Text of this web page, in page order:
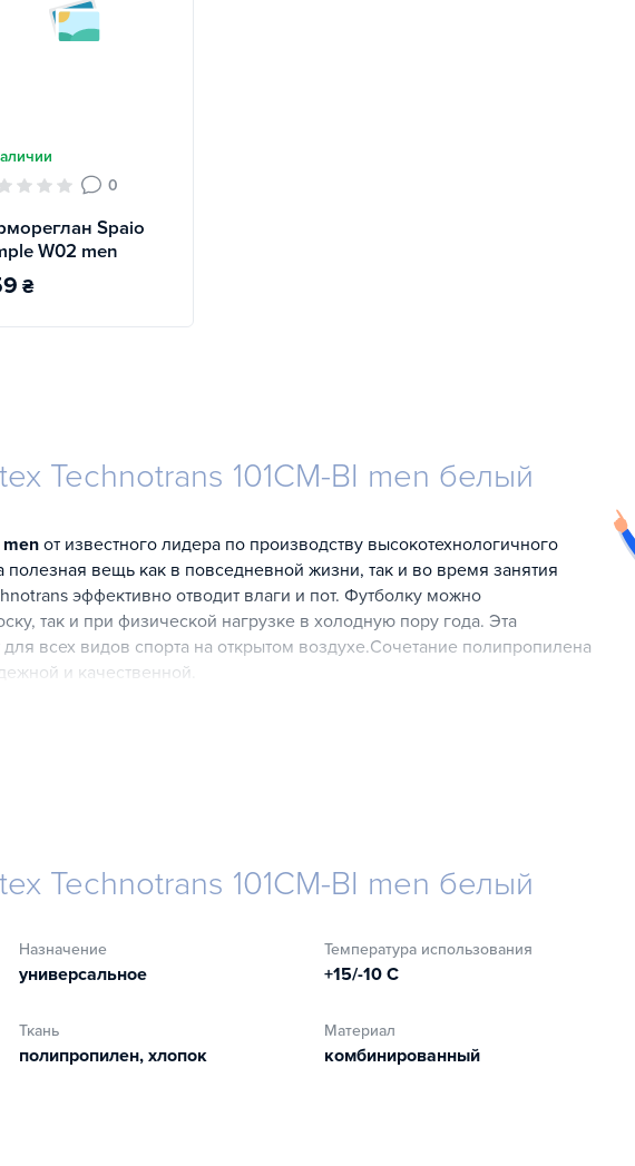
0
Spaio
W02 men
₴
Technotrans 101CM-BI men белый
men от известного лидера по производству высокотехнологичного
полезная вещь как в повседневной жизни, так и во время занятия
эффективно отводит влаги и пот. Футболку можно
так и при физической нагрузке в холодную пору года. Эта
всех видов спорта на открытом воздухе.Сочетание полипропилена
и качественной.
Technotrans 101CM-BI men белый
Назначение
универсальное
Температура использования
+15/-10 C
Ткань
полипропилен, хлопок
Материал
комбинированный